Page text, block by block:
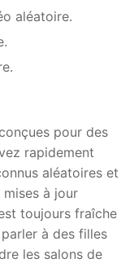
aléatoire.
pour des
rapidement
aléatoires et
à jour
toujours fraîche
à des filles
les salons de